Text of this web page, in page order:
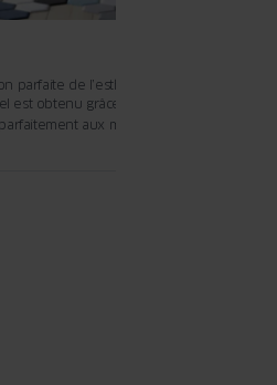
parfaite de l’esthétique moderne et de
est obtenu grâce à l’utilisation de profilés
aux maisons modernes ou aux